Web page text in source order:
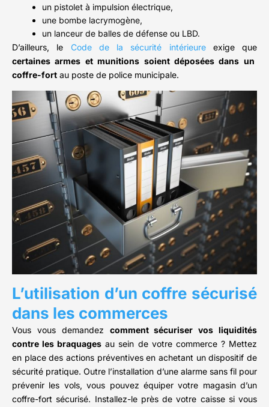
un pistolet à impulsion électrique,
une bombe lacrymogène,
un lanceur de balles de défense ou LBD.
D’ailleurs, le Code de la sécurité intérieureexige que
certaines armes et munitions soient déposées dans un
coffre-fort au poste de police municipale.
L’utilisation d’un coffre sécurisé
dans les commerces
Vous vous demandez comment sécuriser vos liquidités
contre les braquages au sein de votre commerce ? Mettez
en place des actions préventives en achetant un dispositif de
sécurité pratique. Outre l’installation d’une alarme sans fil pour
prévenir les vols, vous pouvez équiper votre magasin d’un
coffre-fort sécurisé. Installez-le près de votre caisse si vous